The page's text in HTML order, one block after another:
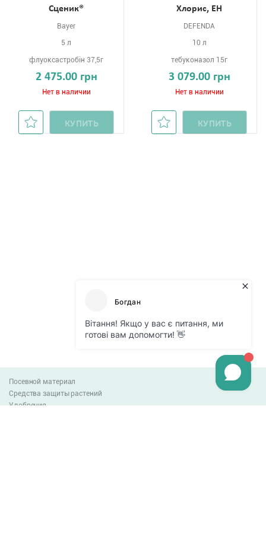
Сценик®
Bayer
5 л
флуоксастробін 37,5г
2 475.00 грн
Нет в наличии
КУПИТЬ
Хлорис, ЕН
DEFENDA
10 л
тебуконазол 15г
3 079.00 грн
Нет в наличии
КУПИТЬ
Посевной материал
Средства защиты растений
Удобрения